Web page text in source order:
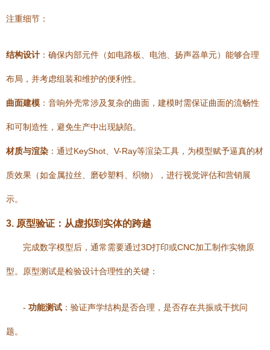
注重细节：
结构设计 ：确保内部元件（如电路板、电池、扬声器单元）能够合理
布局，并考虑组装和维护的便利性。
曲面建模 ：音响外壳常涉及复杂的曲面，建模时需保证曲面的流畅性
和可制造性，避免生产中出现缺陷。
材质与渲染 ：通过KeyShot、V-Ray等渲染工具，为模型赋予逼真的材
质效果（如金属拉丝、磨砂塑料、织物），进行视觉评估和营销展
示。
3. 原型验证：从虚拟到实体的跨越
完成数字模型后，通常需要通过3D打印或CNC加工制作实物原
型。原型测试是检验设计合理性的关键：
- 功能测试 ：验证声学结构是否合理，是否存在共振或干扰问
题。